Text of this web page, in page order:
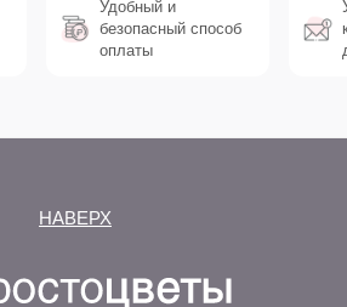
Удобный и
безопасный способ
оплаты
НАВЕРХ